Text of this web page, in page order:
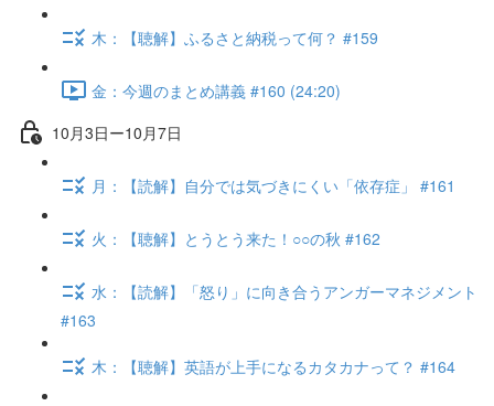
木：【聴解】ふるさと納税って何？ #159
金：今週のまとめ講義 #160 (24:20)
10月3日ー10月7日
月：【読解】自分では気づきにくい「依存症」 #161
火：【聴解】とうとう来た！○○の秋 #162
水：【読解】「怒り」に向き合うアンガーマネジメント
#163
木：【聴解】英語が上手になるカタカナって？ #164